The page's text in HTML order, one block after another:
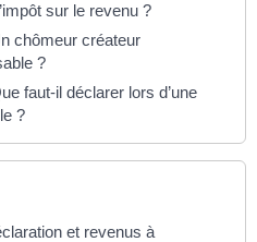
sur le revenu ?
chômeur créateur
?
faut-il déclarer lors d’une
?
et revenus à